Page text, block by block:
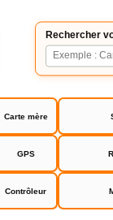
Rechercher
Carte mère
GPS
Contrôleur